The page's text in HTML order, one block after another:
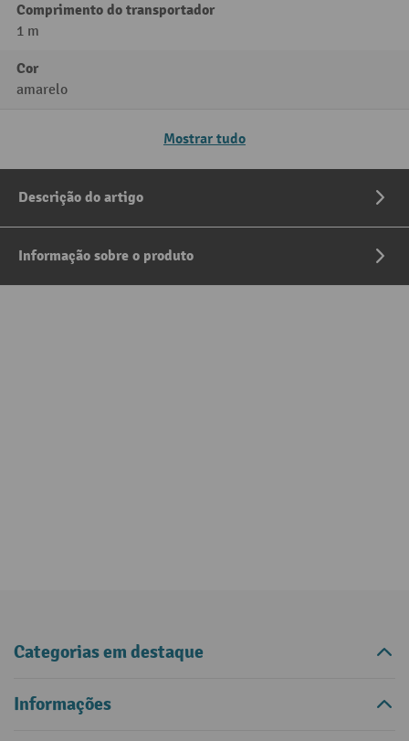
Comprimento do transportador
1 m
Cor
amarelo
Mostrar tudo
Descrição do artigo
Informação sobre o produto
Categorias em destaque
Informações